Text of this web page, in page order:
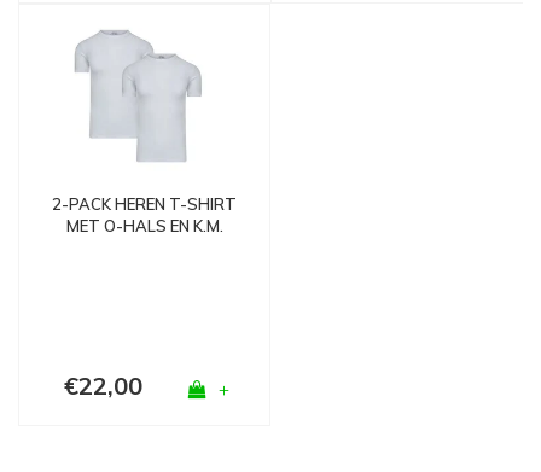
2-PACK HEREN T-SHIRT
MET O-HALS EN K.M.
€22,00 +